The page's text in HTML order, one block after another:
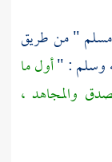
مسلم" من طريق
وسلم : "أول ما
والمجاهد ،